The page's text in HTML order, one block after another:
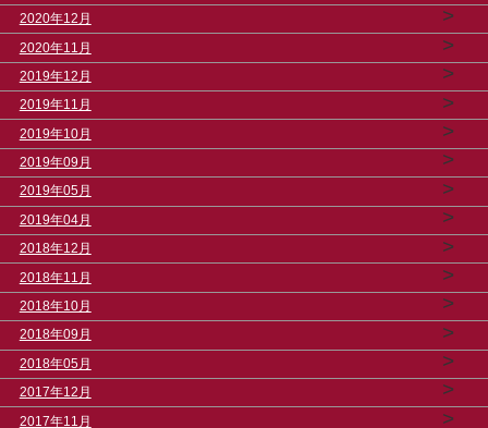
2020年12月 >
2020年11月 >
2019年12月 >
2019年11月 >
2019年10月 >
2019年09月 >
2019年05月 >
2019年04月 >
2018年12月 >
2018年11月 >
2018年10月 >
2018年09月 >
2018年05月 >
2017年12月 >
2017年11月 >